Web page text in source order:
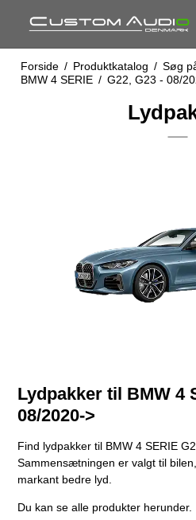
Forside / Produktkatalog / Søg
BMW 4 SERIE / G22, G23 - 08/
Lydpakker til BMW 4
08/2020->
Find lydpakker til BMW 4 SERIE
Sammensætningen er valgt til
markant bedre lyd.
Du kan se alle produkter herunder.